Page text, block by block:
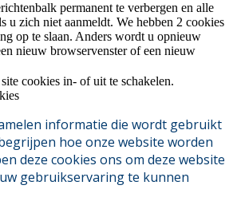
permanent te verbergen en alle
u zich niet aanmeldt. We hebben 2 cookies
op te slaan. Anders wordt u opnieuw
nieuw browservenster of een nieuw
cookies in- of uit te schakelen.
informatie die wordt gebruikt
hoe onze website worden
deze cookies ons om deze website
gebruikservaring te kunnen